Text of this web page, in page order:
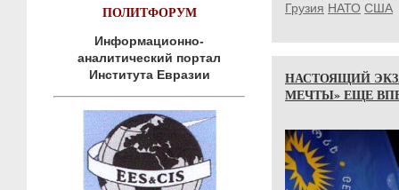
ПОЛИТФОРУМ
Информационно-
аналитический портал
Института Евразии
Грузия НАТО США
НАСТОЯЩИЙ
МЕЧТЫ» ЕЩЕ